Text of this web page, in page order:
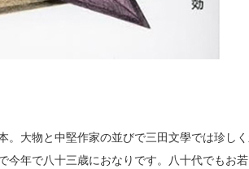
大物と中堅作家の並びで三田文學では珍し
年で八十三歳におなりです。八十代でもお